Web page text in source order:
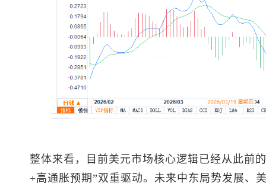
整体来看，目前美元市场核心逻辑已经从此前
+高通胀预期”双重驱动。未来中东局势发展、